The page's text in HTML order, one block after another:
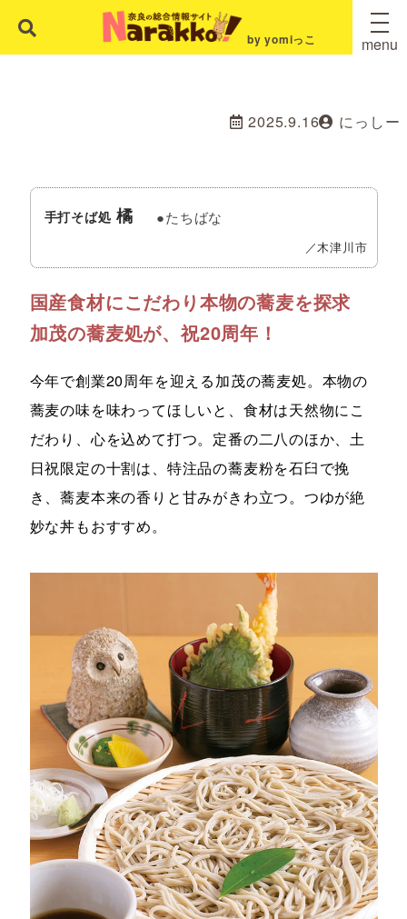
by yomiっこ menu
2025.9.16 にっしー
手打そば処 橘 ●たちばな
／木津川市
国産食材にこだわり本物の蕎麦を探求
加茂の蕎麦処が、祝20周年！
今年で創業20周年を迎える加茂の蕎麦処。本物の
蕎麦の味を味わってほしいと、食材は天然物にこ
だわり、心を込めて打つ。定番の二八のほか、土
日祝限定の十割は、特注品の蕎麦粉を石臼で挽
き、蕎麦本来の香りと甘みがきわ立つ。つゆが絶
妙な丼もおすすめ。